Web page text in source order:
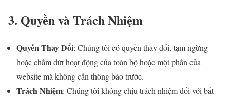
3. Quyền và Trách Nhiệm
Quyền Thay Đổi: Chúng tôi có quyền thay đổi, tạm ngừng
hoặc chấm dứt hoạt động của toàn bộ hoặc một phần của
website mà không cần thông báo trước.
Trách Nhiệm: Chúng tôi không chịu trách nhiệm đối với bất